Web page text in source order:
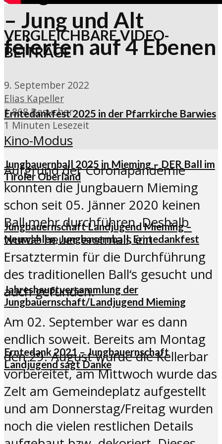
VERGLEICHBARE VIDEO-
BEITRÄGE
Erntedankfest 2025 in der Pfarrkirche Barwies
Jungbauernball 2025 in Mieming – DER Ball im
Tiroler Oberland
Jungbauernschaft Landjugend Mieming –
Neuwahlen, Jungbauernball, Erntedankfest
Jahreshauptversammlung der
Jungbauernschaft/Landjugend Mieming
Erntedank 2021 – Jungbauernschaft
Landjugend sagt Danke
– Jung und Alt
feierten auf 4 Ebenen
9. September 2022
Elias Kapeller
1.868 Besucher
1 Minuten Lesezeit
Kino-Modus
Aufgrund der Coronapandemie
konnten die Jungbauern Mieming
schon seit 05. Jänner 2020 keinen
Ball mehr durchführen. Deshalb
wurde heuer erstmals ein
Ersatztermin für die Durchführung
des traditionellen Ball‘s gesucht und
auch gefunden.
Am 02. September war es dann
endlich soweit. Bereits am Montag
den 29. August wurde die Kellerbar
vorbereitet, am Mittwoch wurde das
Zelt am Gemeindeplatz aufgestellt
und am Donnerstag/Freitag wurden
noch die vielen restlichen Details